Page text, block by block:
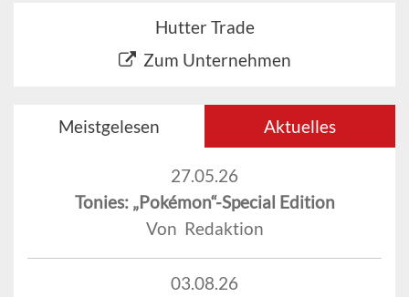
Hutter Trade
Zum Unternehmen
Meistgelesen Aktuelles
27.05.26
Tonies: „Pokémon“-Special Edition
Von Redaktion
03.08.26